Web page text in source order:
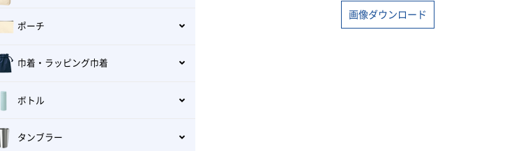
画像ダウンロード
ポーチ
巾着・ラッピング巾着
ボトル
タンブラー